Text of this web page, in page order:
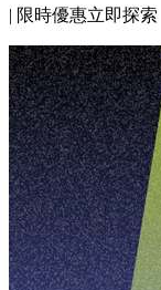
| 限時優惠立即探索